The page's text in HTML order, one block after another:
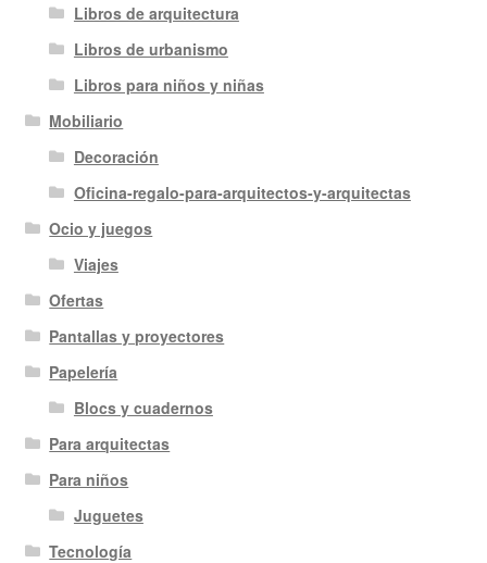
Libros de arquitectura
Libros de urbanismo
Libros para niños y niñas
Mobiliario
Decoración
Oficina-regalo-para-arquitectos-y-arquitectas
Ocio y juegos
Viajes
Ofertas
Pantallas y proyectores
Papelería
Blocs y cuadernos
Para arquitectas
Para niños
Juguetes
Tecnología